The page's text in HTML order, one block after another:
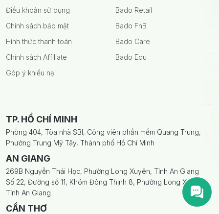
TP. HỒ CHÍ MINH
Phòng 404, Tòa nhà SBI, Công viên phần mềm Quang Trung,
Phường Trung Mỹ Tây, Thành phố Hồ Chí Minh
AN GIANG
269B Nguyễn Thái Học, Phường Long Xuyên, Tỉnh An Giang
Số 22, Đường số 11, Khóm Đông Thịnh 8, Phường Long Xuyên,
Tỉnh An Giang
CẦN THƠ
Điều khoản sử dụng
Chính sách bảo mật
Hình thức thanh toán
Chính sách Affiliate
Góp ý khiếu nại
Bado Retail
Bado FnB
Bado Care
Bado Edu